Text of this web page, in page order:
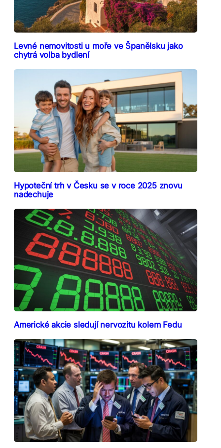
Levné nemovitosti u moře ve Španělsku jako
chytrá volba bydlení
Hypoteční trh v Česku se v roce 2025 znovu
nadechuje
Americké akcie sledují nervozitu kolem Fedu